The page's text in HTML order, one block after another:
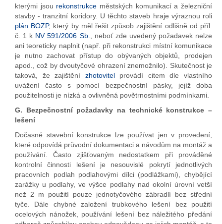
kterými jsou rekonstrukce městských komunikací a železniční
stavby - tranzitní koridory. U těchto staveb hraje výraznou roli
plán BOZP, který by měl řešit způsob zajištění odlišně od příl.
č. 1 k NV 591/2006 Sb., neboť zde uvedený požadavek nelze
ani teoreticky naplnit (např. při rekonstrukci místní komunikace
je nutno zachovat přístup do obývaných objektů, prodejen
apod., což by dvoutyčové ohrazení znemožnilo). Skutečnost je
taková, že zajištění zhotovitelprovádí citem dle vlastního
uvážení často s pomocí bezpečnostní pásky, jejíž doba
použitelnosti je nízká a ovlivněná povětrnostními podmínkami.
G. Bezpečnostní požadavky na technické konstrukce –
lešení
Dočasné stavební konstrukce lze používat jen v provedení,
které odpovídá průvodní dokumentaci a návodům na montáž a
používání. Často zjišťovaným nedostatkem při prováděné
kontrolní činnosti lešení je nesouvislé pokrytí jednotlivých
pracovních podlah podlahovými dílci (podlážkami), chybějící
zarážky u podlahy, ve výšce podlahy nad okolní úrovní vetší
než 2 m použití pouze jednotyčového zábradlí bez střední
tyče. Dále chybné založení trubkového lešení bez použití
ocelových nánožek, používání lešení bez náležitého předání